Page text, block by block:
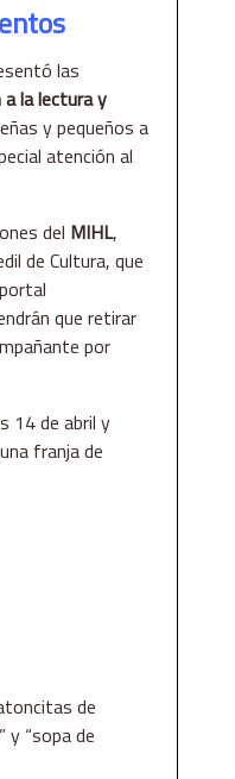
las
la lectura y
y pequeños a
atención al
del MIHL,
de Cultura, que
que retirar
por
14 de abril y
franja de
de
“sopa de